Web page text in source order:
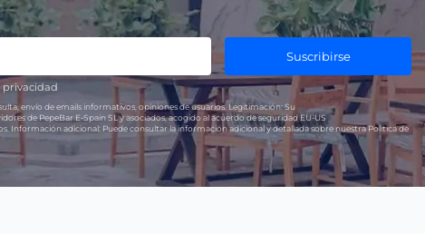
Suscribirse
envío de emails informativos, opiniones de usuarios. Legitimación: Su
de PepeBar E-Spain SL y asociados, acogido al acuerdo de seguridad EU-US
Información adicional:Puede consultar la información adicional y detallada sobre nuestra Política de